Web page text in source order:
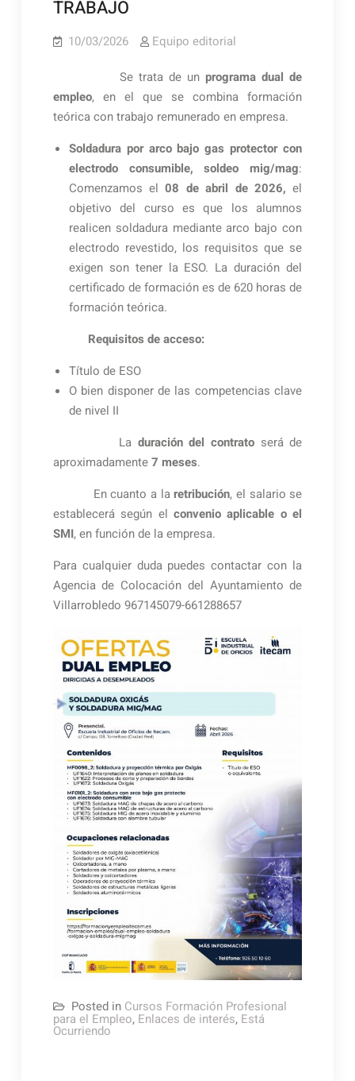
TRABAJO
10/03/2026 Equipo editorial
Se trata de unprograma dual de
empleo, en el que se combina formación
teórica con trabajo remunerado en empresa.
Soldadura por arco bajo gas protector con
electrodo consumible, soldeo mig/mag:
Comenzamos el08 de abril de 2026, el
objetivo del curso es que los alumnos
realicen soldadura mediante arco bajo con
electrodo revestido, los requisitos que se
exigen son tener la ESO. La duración del
certificado de formación es de 620 horas de
formación teórica.
Requisitos de acceso:
Título de ESO
O bien disponer de las competencias clave
de nivel II
La duración del contrato será de
aproximadamente7 meses.
En cuanto a laretribución, el salario se
establecerá según el convenio aplicable o el
SMI, en función de la empresa.
Para cualquier duda puedes contactar con la
Agencia de Colocación del Ayuntamiento de
Villarrobledo 967145079-661288657
Posted in Cursos Formación Profesional
para el Empleo, Enlaces de interés, Está
Ocurriendo